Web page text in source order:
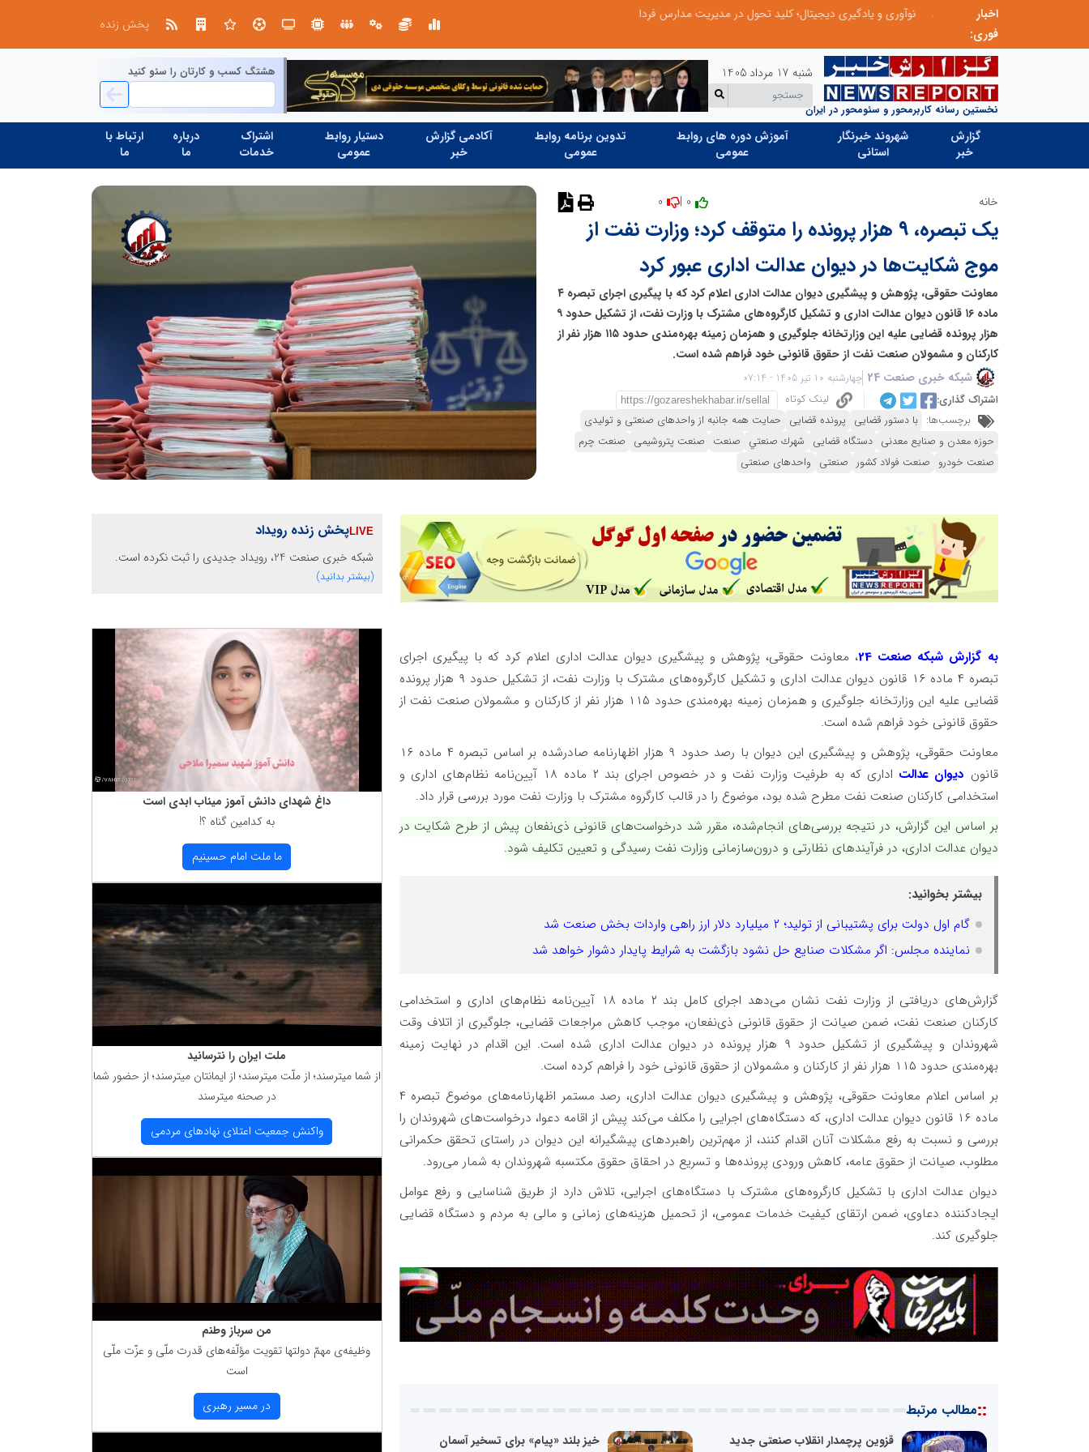
اخبار
فوری:
نوآوری و یادگیری دیجیتال؛ کلید تحول در مدیریت مدارس فردا
پخش زنده
نخستین رسانه کاربرمحور و سئومحور در ایران
شنبه 17 مرداد 1405 هشتگ کسب و کارتان را سئو کنید
گزارش
خبر
شهروند خبرنگار
استانی
آموزش دوره های روابط
عمومی
تدوین برنامه روابط
عمومی
آکادمی گزارش
خبر
دستیار روابط
عمومی
اشتراک
خدمات
درباره
ما
ارتباط با
ما
خانه
یک تبصره، ۹ هزار پرونده را متوقف کرد؛ وزارت نفت از
موج شکایت‌ها در دیوان عدالت اداری عبور کرد
معاونت حقوقی، پژوهش و پیشگیری دیوان عدالت اداری اعلام کرد که با پیگیری اجرای تبصره ۴
ماده ۱۶ قانون دیوان عدالت اداری و تشکیل کارگروه‌های مشترک با وزارت نفت، از تشکیل حدود ۹
هزار پرونده قضایی علیه این وزارتخانه جلوگیری و همزمان زمینه بهره‌مندی حدود ۱۱۵ هزار نفر از
کارکنان و مشمولان صنعت نفت از حقوق قانونی خود فراهم شده است.
شبکه خبری صنعت 24
چهارشنبه 10 تیر 1405 - 07:14
اشتراک گذاری:
لینک کوتاه
برچسب‌ها: با دستور قضایی پرونده قضایی حمایت همه جانبه از واحدهای صنعتی و تولیدی
حوزه معدن و صنایع معدنی دستگاه قضایی شهرك صنعتي صنعت صنعت پتروشیمی صنعت چرم
صنعت خودرو صنعت فولاد کشور صنعتی واحدهای صنعتی
به گزارش شبکه صنعت 24
، معاونت حقوقی، پژوهش و پیشگیری دیوان عدالت اداری اعلام کرد که با پیگیری اجرای
تبصره ۴ ماده ۱۶ قانون دیوان عدالت اداری و تشکیل کارگروه‌های مشترک با وزارت نفت، از تشکیل حدود ۹ هزار پرونده
قضایی علیه این وزارتخانه جلوگیری و همزمان زمینه بهره‌مندی حدود ۱۱۵ هزار نفر از کارکنان و مشمولان صنعت نفت از
حقوق قانونی خود فراهم شده است.
معاونت حقوقی، پژوهش و پیشگیری این دیوان با رصد حدود ۹ هزار اظهارنامه صادرشده بر اساس تبصره ۴ ماده ۱۶
قانون دیوان عدالت
اداری که به طرفیت وزارت نفت و در خصوص اجرای بند ۲ ماده ۱۸ آیین‌نامه نظام‌های اداری و
استخدامی کارکنان صنعت نفت مطرح شده بود، موضوع را در قالب کارگروه مشترک با وزارت نفت مورد بررسی قرار داد.
بر اساس این گزارش، در نتیجه بررسی‌های انجام‌شده، مقرر شد درخواست‌های قانونی ذی‌نفعان پیش از طرح شکایت در
دیوان عدالت اداری، در فرآیندهای نظارتی و درون‌سازمانی وزارت نفت رسیدگی و تعیین تکلیف شود.
بیشتر بخوانید:
گام اول دولت برای پشتیبانی از تولید؛ ۲ میلیارد دلار ارز راهی واردات بخش صنعت شد
نماینده مجلس: اگر مشکلات صنایع حل نشود بازگشت به شرایط پایدار دشوار خواهد شد
گزارش‌های دریافتی از وزارت نفت نشان می‌دهد اجرای کامل بند ۲ ماده ۱۸ آیین‌نامه نظام‌های اداری و استخدامی
کارکنان صنعت نفت، ضمن صیانت از حقوق قانونی ذی‌نفعان، موجب کاهش مراجعات قضایی، جلوگیری از اتلاف وقت
شهروندان و پیشگیری از تشکیل حدود ۹ هزار پرونده در دیوان عدالت اداری شده است. این اقدام در نهایت زمینه
بهره‌مندی حدود ۱۱۵ هزار نفر از کارکنان و مشمولان از حقوق قانونی خود را فراهم کرده است.
بر اساس اعلام معاونت حقوقی، پژوهش و پیشگیری دیوان عدالت اداری، رصد مستمر اظهارنامه‌های موضوع تبصره ۴
ماده ۱۶ قانون دیوان عدالت اداری، که دستگاه‌های اجرایی را مکلف می‌کند پیش از اقامه دعوا، درخواست‌های شهروندان را
بررسی و نسبت به رفع مشکلات آنان اقدام کنند، از مهم‌ترین راهبردهای پیشگیرانه این دیوان در راستای تحقق حکمرانی
مطلوب، صیانت از حقوق عامه، کاهش ورودی پرونده‌ها و تسریع در احقاق حقوق مکتسبه شهروندان به شمار می‌رود.
دیوان عدالت اداری با تشکیل کارگروه‌های مشترک با دستگاه‌های اجرایی، تلاش دارد از طریق شناسایی و رفع عوامل
ایجادکننده دعاوی، ضمن ارتقای کیفیت خدمات عمومی، از تحمیل هزینه‌های زمانی و مالی به مردم و دستگاه قضایی
جلوگیری کند.
::مطالب مرتبط
قزوین پرچمدار انقلاب صنعتی جدید
خیز بلند «پیام» برای تسخیر آسمان
پخش زنده رویداد
شبکه خبری صنعت 24، رویداد جدیدی را ثبت نکرده است.
(بیشتر بدانید)
داغ شهدای دانش آموز میناب ابدی است
به كدامین گناه ؟!
ما ملت امام حسینیم
ملت ایران را نترسانید
از شما میترسند؛ از ملّت میترسند؛ از ایمانتان میترسند؛ از حضور شما
در صحنه میترسند
واكنش جمعیت اعتلای نهادهای مردمی
من سرباز وطنم
وظیفه‌ی مهمّ دولتها تقویت مؤلّفه‌های قدرت ملّی و عزّت ملّی
است
در مسیر رهبری